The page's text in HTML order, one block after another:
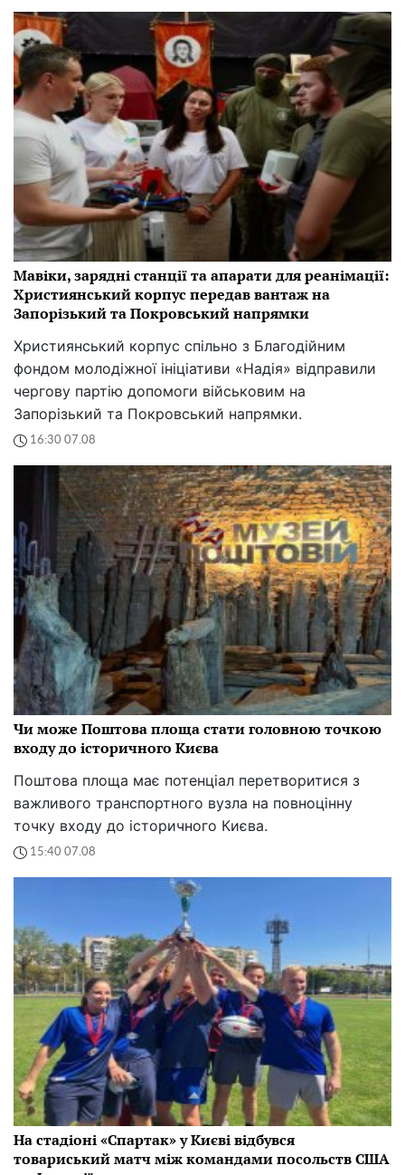
Мавіки, зарядні станції та апарати для реанімації:
Християнський корпус передав вантаж на
Запорізький та Покровський напрямки
Християнський корпус спільно з Благодійним
фондом молодіжної ініціативи «Надія» відправили
чергову партію допомоги військовим на
Запорізький та Покровський напрямки.
16:30 07.08
Чи може Поштова площа стати головною точкою
входу до історичного Києва
Поштова площа має потенціал перетворитися з
важливого транспортного вузла на повноцінну
точку входу до історичного Києва.
15:40 07.08
На стадіоні «Спартак» у Києві відбувся
товариський матч між командами посольств США